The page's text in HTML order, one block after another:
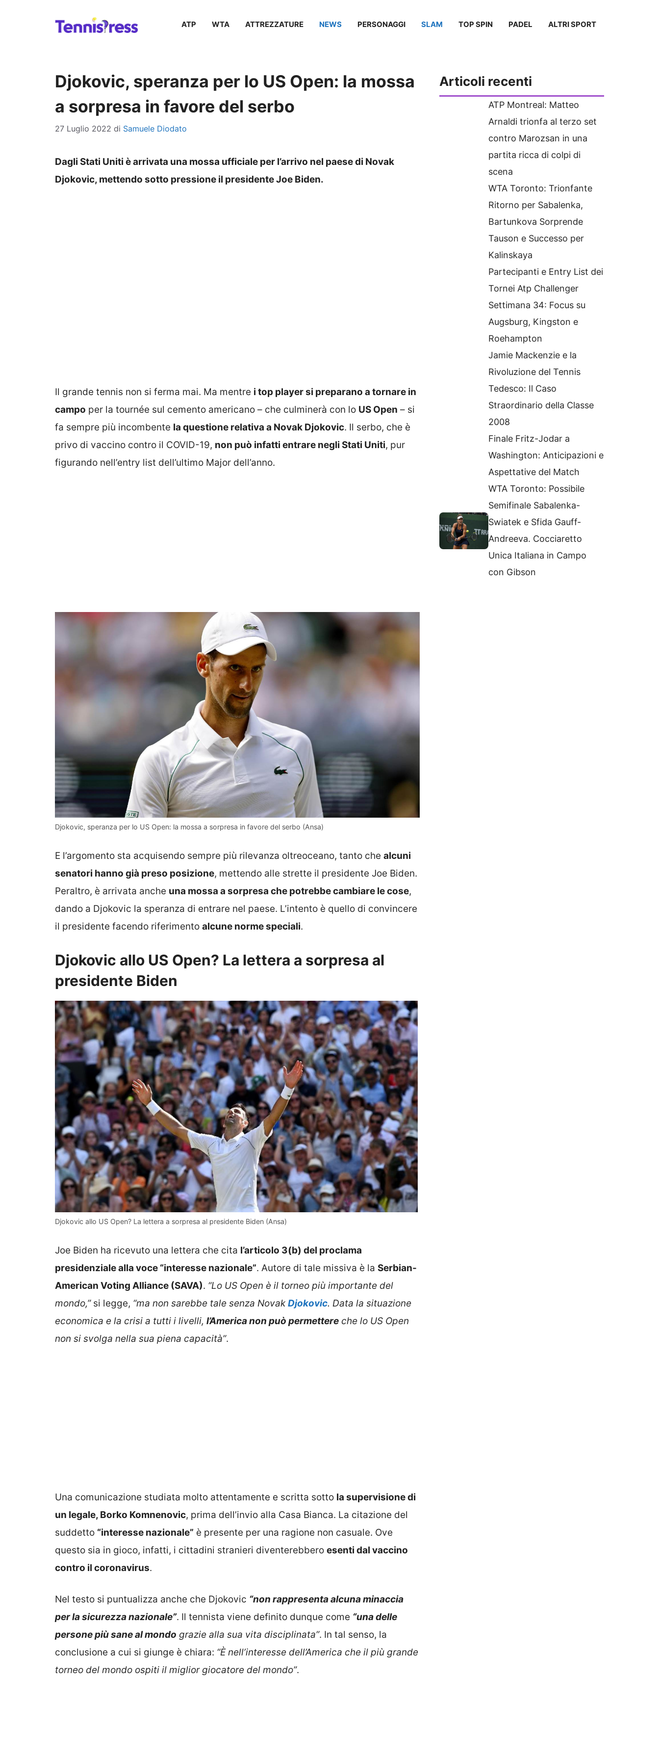
ATP WTA ATTREZZATURE NEWS PERSONAGGI SLAM TOP SPIN PADEL ALTRI SPORT
Djokovic, speranza per lo US Open: la mossa
a sorpresa in favore del serbo
27 Luglio 2022 di Samuele Diodato
Dagli Stati Uniti è arrivata una mossa ufficiale per l’arrivo nel paese di Novak
Djokovic, mettendo sotto pressione il presidente Joe Biden.
Il grande tennis non si ferma mai. Ma mentre i top player si preparano a tornare in
campo per la tournée sul cemento americano – che culminerà con lo US Open – si
fa sempre più incombente la questione relativa a Novak Djokovic. Il serbo, che è
privo di vaccino contro il COVID-19, non può infatti entrare negli Stati Uniti, pur
figurando nell’entry list dell’ultimo Major dell’anno.
Djokovic, speranza per lo US Open: la mossa a sorpresa in favore del serbo (Ansa)
E l’argomento sta acquisendo sempre più rilevanza oltreoceano, tanto che alcuni
senatori hanno già preso posizione, mettendo alle strette il presidente Joe Biden.
Peraltro, è arrivata anche una mossa a sorpresa che potrebbe cambiare le cose,
dando a Djokovic la speranza di entrare nel paese. L’intento è quello di convincere
il presidente facendo riferimento alcune norme speciali.
Djokovic allo US Open? La lettera a sorpresa al
presidente Biden
Djokovic allo US Open? La lettera a sorpresa al presidente Biden (Ansa)
Joe Biden ha ricevuto una lettera che cita l’articolo 3(b) del proclama
presidenziale alla voce “interesse nazionale”. Autore di tale missiva è la Serbian-
American Voting Alliance (SAVA). “Lo US Open è il torneo più importante del
mondo,”si legge, “ma non sarebbe tale senza NovakDjokovic. Data la situazione
economica e la crisi a tutti i livelli, l’America non può permettere che lo US Open
non si svolga nella sua piena capacità”.
Una comunicazione studiata molto attentamente e scritta sotto la supervisione di
un legale, Borko Komnenovic, prima dell’invio alla Casa Bianca. La citazione del
suddetto “interesse nazionale” è presente per una ragione non casuale. Ove
questo sia in gioco, infatti, i cittadini stranieri diventerebbero esenti dal vaccino
contro il coronavirus.
Nel testo si puntualizza anche che Djokovic “non rappresenta alcuna minaccia
per la sicurezza nazionale”. Il tennista viene definito dunque come “una delle
persone più sane al mondo grazie alla sua vita disciplinata”. In tal senso, la
conclusione a cui si giunge è chiara: “È nell’interesse dell’America che il più grande
torneo del mondo ospiti il ​​miglior giocatore del mondo”.
Articoli recenti
ATP Montreal: Matteo
Arnaldi trionfa al terzo set
contro Marozsan in una
partita ricca di colpi di
scena
WTA Toronto: Trionfante
Ritorno per Sabalenka,
Bartunkova Sorprende
Tauson e Successo per
Kalinskaya
Partecipanti e Entry List dei
Tornei Atp Challenger
Settimana 34: Focus su
Augsburg, Kingston e
Roehampton
Jamie Mackenzie e la
Rivoluzione del Tennis
Tedesco: Il Caso
Straordinario della Classe
2008
Finale Fritz-Jodar a
Washington: Anticipazioni e
Aspettative del Match
WTA Toronto: Possibile
Semifinale Sabalenka-
Swiatek e Sfida Gauff-
Andreeva. Cocciaretto
Unica Italiana in Campo
con Gibson